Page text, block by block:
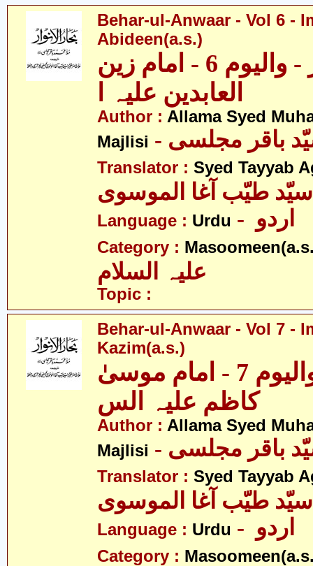
Behar-ul-Anwaar - Vol 6 -
Abideen(a.s.)
بحار الانوار - والیوم 6 - امام زین
العابدین علیہ ا
Author : Allama Syed
Majlisi
Translator : Syed Tayyab
سیّد طیّب آغا الموسوی
Language : Urdu
Category :
Topic :
Behar-ul-Anwaar - Vol 7 -
Kazim(a.s.)
بحار الانوار - والیوم 7 - امام موسیٰ
کاظم علیہ الس
Author : Allama Syed
Majlisi
Translator : Syed Tayyab
سیّد طیّب آغا الموسوی
Language : Urdu
Category :